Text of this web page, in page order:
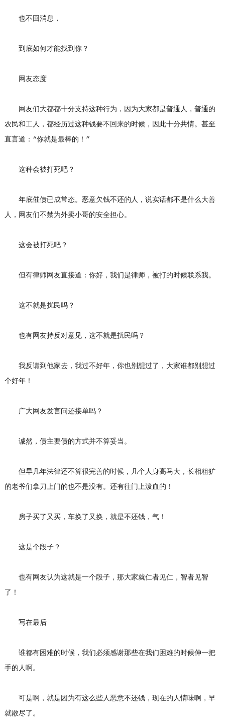
也不回消息，
到底如何才能找到你？
网友态度
网友们大都都十分支持这种行为，因为大家都是普通人，普通的
农民和工人，都经历过这种钱要不回来的时候，因此十分共情。甚至
直言道：“你就是最棒的！”
这种会被打死吧？
年底催债已成常态。恶意欠钱不还的人，说实话都不是什么大善
人，网友们不禁为外卖小哥的安全担心。
这会被打死吧？
但有律师网友直接道：你好，我们是律师，被打的时候联系我。
这不就是扰民吗？
也有网友持反对意见，这不就是扰民吗？
我反请到他家去，我过不好年，你也别想过了，大家谁都别想过
个好年！
广大网友发言问还接单吗？
诚然，债主要债的方式并不算妥当。
但早几年法律还不算很完善的时候，几个人身高马大，长相粗犷
的老爷们拿刀上门的也不是没有。还有往门上泼血的！
房子买了又买，车换了又换，就是不还钱，气！
这是个段子？
也有网友认为这就是一个段子，那大家就仁者见仁，智者见智
了！
写在最后
谁都有困难的时候，我们必须感谢那些在我们困难的时候伸一把
手的人啊。
可是啊，就是因为有这么些人恶意不还钱，现在的人情味啊，早
就散尽了。